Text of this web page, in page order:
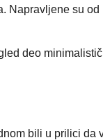
Napravljene su od
deo
bili u prilici da